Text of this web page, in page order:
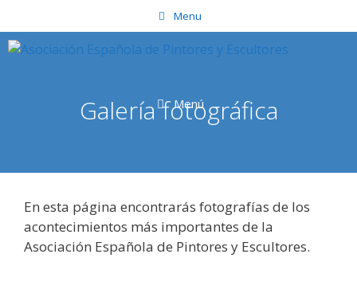
al
contenido
Menu
Menú
Galería fotográfica
En esta página encontrarás fotografías de los
acontecimientos más importantes de la
Asociación Española de Pintores y Escultores.